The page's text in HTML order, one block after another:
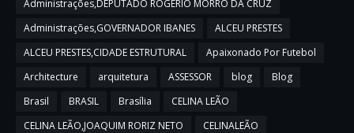
Administrações,DEPUTADO ROGERIO MORRO DA CRUZ
Administrações,GOVERNADOR IBANES
ALCEU PRESTES
ALCEU PRESTES,CIDADE ESTRUTURAL
Apaixonado Por Futebol
Architecture
arquitetura ASSESSOR blog
Blog
Brasil
BRASIL Brasília
CELINA LEÃO
CELINA LEÃO,JOAQUIM RORIZ NETO
CELINALEÃO